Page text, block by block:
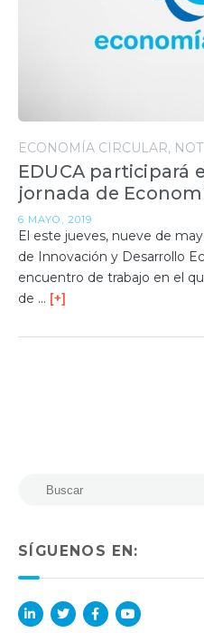
ECONOMÍA CIRCULAR
EDUCA participará
jornada de
6 MAYO, 2019
El este jueves, nueve de
de Innovación y Desarrollo
encuentro de trabajo en el
de … [+]
SÍGUENOS EN: